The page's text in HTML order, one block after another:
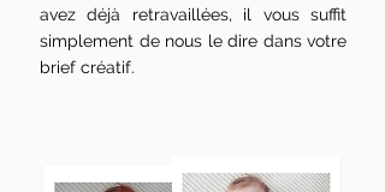
avez déjà retravaillées, il vous suffit
simplement de nous le dire dans votre
brief créatif.